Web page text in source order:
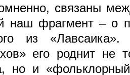
связаны
наш фрагмент – о
из
его роднит не
но и